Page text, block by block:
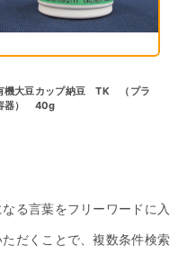
機大豆カップ納豆 TK （プラ
器） 40g
る言葉をフリーワードに入
だくことで、複数条件検索